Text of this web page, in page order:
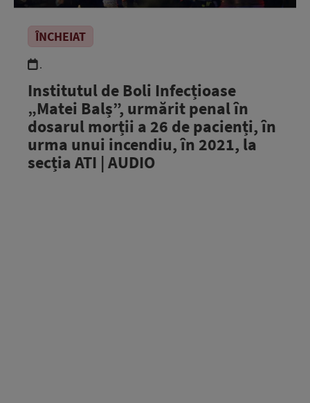
ÎNCHEIAT
.
Institutul de Boli Infecțioase
„Matei Balș”, urmărit penal în
dosarul morții a 26 de pacienți, în
urma unui incendiu, în 2021, la
secția ATI | AUDIO